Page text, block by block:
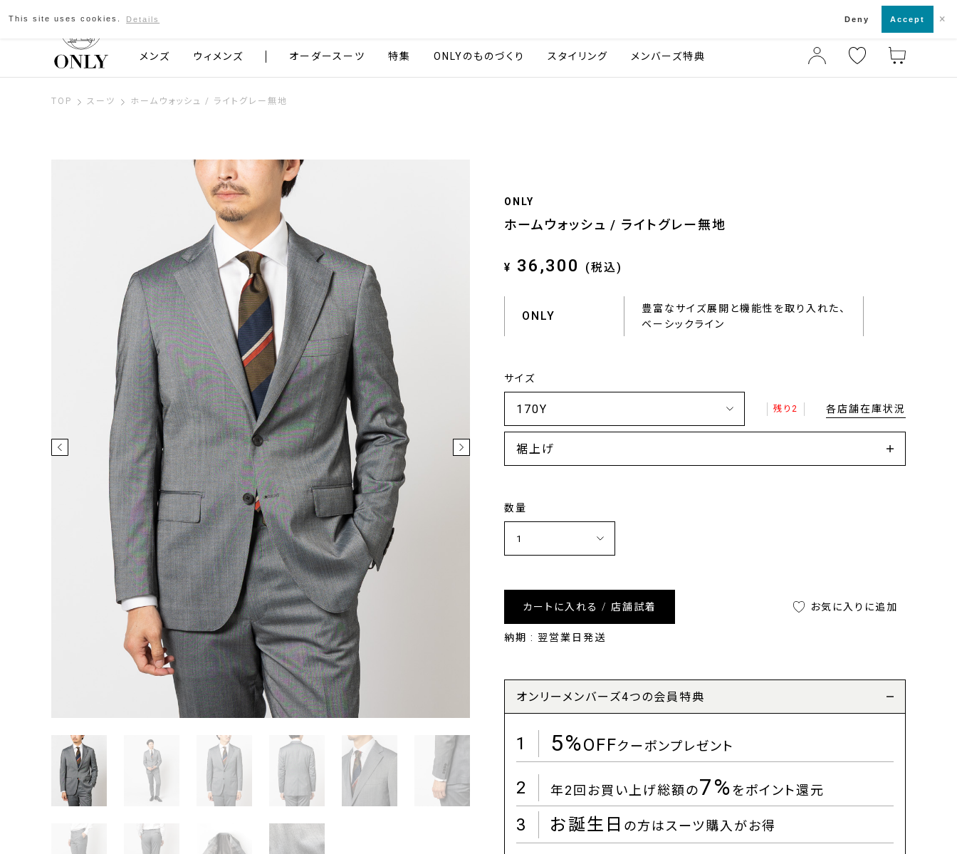
京都発のスーツブランド ONLY
メンズ ウィメンズ オーダースーツ 特集 ONLYのものづくり スタイリング メンバーズ特典
TOP スーツ ホームウォッシュ / ライトグレー無地
ONLY
ホームウォッシュ / ライトグレー無地
¥ 36,300 (税込)
ONLY
豊富なサイズ展開と機能性を取り入れた、
ベーシックライン
サイズ
残り2 各店舗在庫状況
裾上げ
数量
カートに入れる / 店舗試着
納期 : 翌営業日発送
お気に入りに追加
オンリーメンバーズ4つの会員特典
1 5%OFFクーポンプレゼント
2 年2回お買い上げ総額の7%をポイント還元
3 お誕生日 の方はスーツ購入がお得
This site uses cookies. Details Deny Accept ×